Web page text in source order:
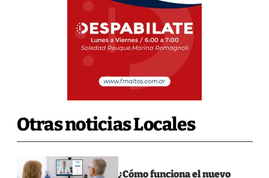
Otras noticias Locales
¿Cómo funciona el nuevo